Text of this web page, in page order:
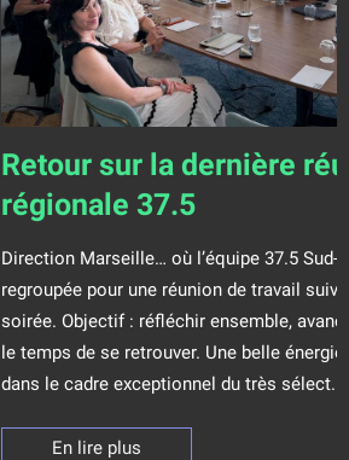
Retour sur la dernière
régionale 37.5
Direction Marseille… où l’équipe 37.5 Sud-
regroupée pour une réunion de travail
soirée. Objectif : réfléchir ensemble,
le temps de se retrouver. Une belle
dans le cadre exceptionnel du très sélect...
En lire plus